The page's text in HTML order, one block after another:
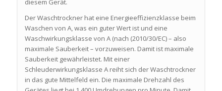
diesem Gerät.
Der Waschtrockner hat eine Energieeffizienzklasse beim
Waschen von A, was ein guter Wert ist und eine
Waschwirkungsklasse von A (nach (2010/30/EC) – also
maximale Sauberkeit – vorzuweisen. Damit ist maximale
Sauberkeit gewährleistet. Mit einer
Schleuderwirkungsklasse A reiht sich der Waschtrockner
in das gute Mittelfeld ein. Die maximale Drehzahl des